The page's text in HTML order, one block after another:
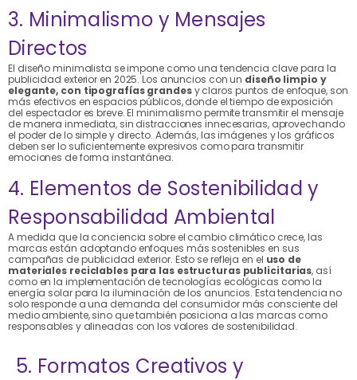
3. Minimalismo y Mensajes
Directos
El diseño minimalista se impone como una tendencia clave para la
publicidad exterior en 2025. Los anuncios con un diseño limpio y
elegante, con tipografías grandesy claros puntos de enfoque, son
más efectivos en espacios públicos, donde el tiempo de exposición
del espectador es breve. El minimalismo permite transmitir el mensaje
de manera inmediata, sin distracciones innecesarias, aprovechando
el poder de lo simple y directo. Además, las imágenes y los gráficos
deben ser lo suficientemente expresivos como para transmitir
emociones de forma instantánea.
4. Elementos de Sostenibilidad y
Responsabilidad Ambiental
A medida que la conciencia sobre el cambio climático crece, las
marcas están adoptando enfoques más sostenibles en sus
campañas de publicidad exterior. Esto se refleja en el uso de
materiales reciclables para las estructuras publicitarias, así
como en la implementación de tecnologías ecológicas como la
energía solar para la iluminación de los anuncios. Esta tendencia no
solo responde a una demanda del consumidor más consciente del
medio ambiente, sino que también posiciona a las marcas como
responsables y alineadas con los valores de sostenibilidad.
5. Formatos Creativos y